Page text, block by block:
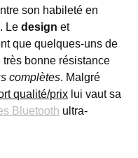
son habileté en
Le design et
que quelques-uns de
bonne résistance
complètes. Malgré
qualité/prix lui vaut sa
Bluetooth ultra-